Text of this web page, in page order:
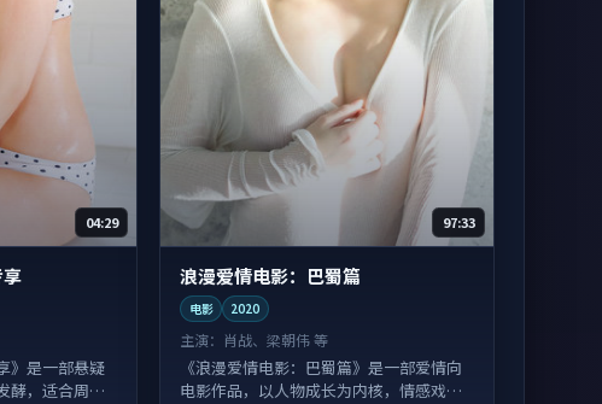
04:29
》是一部悬疑
酵，适合周末
97:33
浪漫爱情电影：巴蜀篇
电影 2020
主演： 肖战、梁朝伟 等
《浪漫爱情电影：巴蜀篇》是一部爱情向
电影作品，以人物成长为内核，情感戏份